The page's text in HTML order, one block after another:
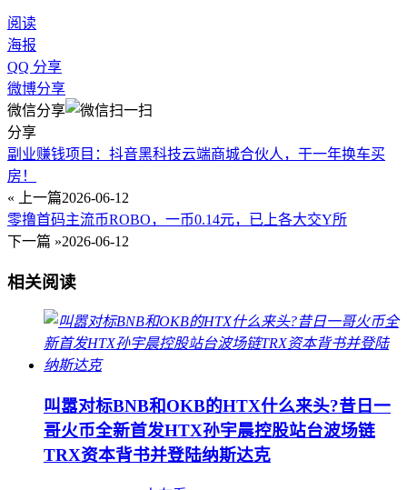
阅读
海报
QQ 分享
微博分享
微信分享
分享
副业赚钱项目：抖音黑科技云端商城合伙人，干一年换车买
房！
« 上一篇2026-06-12
零撸首码主流币ROBO，一币0.14元，已上各大交Y所
下一篇 »2026-06-12
相关阅读
叫嚣对标BNB和OKB的HTX什么来头?昔日一
哥火币全新首发HTX孙宇晨控股站台波场链
TRX资本背书并登陆纳斯达克